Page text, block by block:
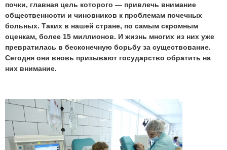
почки, главная цель которого — привлечь внимание
общественности и чиновников к проблемам почечных
больных. Таких в нашей стране, по самым скромным
оценкам, более 15 миллионов. И жизнь многих из них уже
превратилась в бесконечную борьбу за существование.
Сегодня они вновь призывают государство обратить на
них внимание.